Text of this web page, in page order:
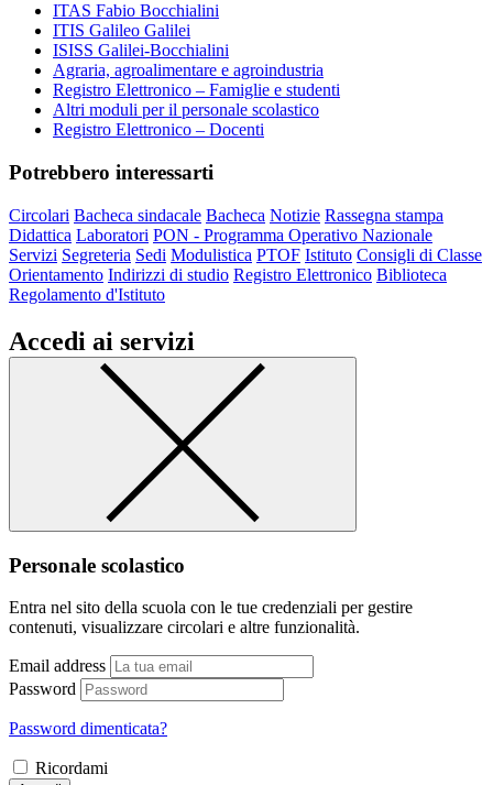
ITAS Fabio Bocchialini
ITIS Galileo Galilei
ISISS Galilei-Bocchialini
Agraria, agroalimentare e agroindustria
Registro Elettronico – Famiglie e studenti
Altri moduli per il personale scolastico
Registro Elettronico – Docenti
Potrebbero interessarti
Circolari Bacheca sindacale Bacheca Notizie Rassegna stampa
Didattica Laboratori PON - Programma Operativo Nazionale
Servizi Segreteria Sedi Modulistica PTOF Istituto Consigli di Classe
Orientamento Indirizzi di studio Registro Elettronico Biblioteca
Regolamento d'Istituto
Accedi ai servizi
Personale scolastico
Entra nel sito della scuola con le tue credenziali per gestire
contenuti, visualizzare circolari e altre funzionalità.
Email address
Password
Password dimenticata?
Ricordami